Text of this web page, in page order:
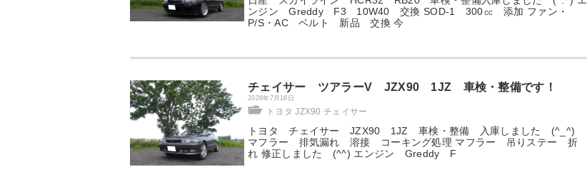
ンジン Greddy F3 10W40 交換 SOD-1 300㏄ 添加 ファン・
P/S・AC ベルト 新品 交換 今
チェイサー ツアラーV JZX90 1JZ 車検・整備です！
2026年7月16日
トヨタ JZX90 チェイサー
トヨタ チェイサー JZX90 1JZ 車検・整備 入庫しました (^_^)
マフラー 排気漏れ 溶接 コーキング処理 マフラー 吊りステー 折
れ 修正しました (^^) エンジン Greddy F